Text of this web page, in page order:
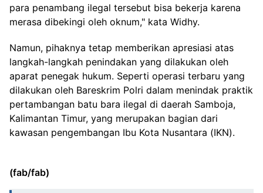
para penambang ilegal tersebut bisa bekerja karena
merasa dibekingi oleh oknum," kata Widhy.
Namun, pihaknya tetap memberikan apresiasi atas
langkah-langkah penindakan yang dilakukan oleh
aparat penegak hukum. Seperti operasi terbaru yang
dilakukan oleh Bareskrim Polri dalam menindak praktik
pertambangan batu bara ilegal di daerah Samboja,
Kalimantan Timur, yang merupakan bagian dari
kawasan pengembangan Ibu Kota Nusantara (IKN).
(fab/fab)